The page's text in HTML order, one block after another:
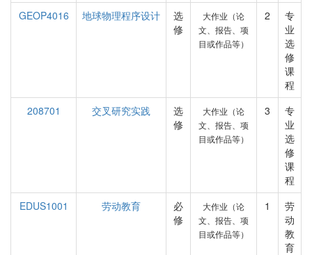
GEOP4016 地球物理程序设计
选
修
大作业（论
文、报告、项
目或作品等）
2
专
业
选
修
课
程
208701
交叉研究实践
选
修
大作业（论
文、报告、项
目或作品等）
3
专
业
选
修
课
程
EDUS1001
劳动教育
必
修
大作业（论
文、报告、项
目或作品等）
1
劳
动
教
育